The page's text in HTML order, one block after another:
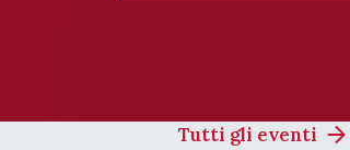
Tutti gli eventi